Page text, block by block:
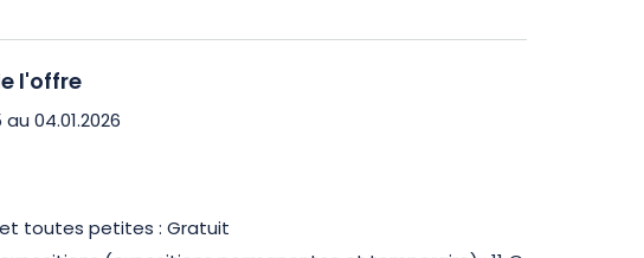
l'offre
au 04.01.2026
toutes petites : Gratuit